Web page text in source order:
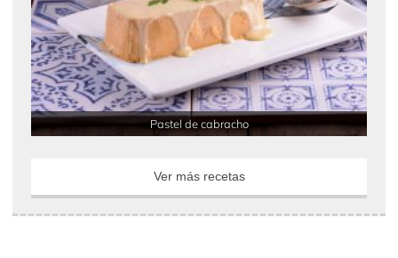
Pastel de cabracho
Ver más recetas